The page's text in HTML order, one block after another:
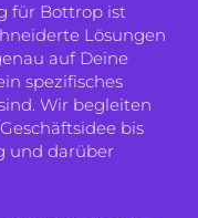
für Bottrop ist
Lösungen
auf Deine
spezifisches
Wir begleiten
bis
und darüber